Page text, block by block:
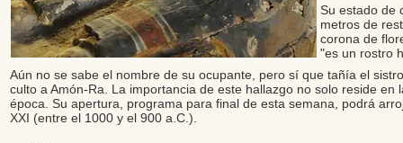
Su estado de
metros de
corona de
"es un rostro
Aún no se sabe el nombre de su ocupante, pero sí que tañía el
culto a Amón-Ra. La importancia de este hallazgo no solo reside
época. Su apertura, programa para final de esta semana, podrá
XXI (entre el 1000 y el 900 a.C.).